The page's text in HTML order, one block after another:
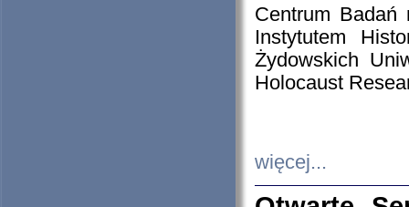
Centrum Badań
Instytutem
Żydowskich
Holocaust
więcej...